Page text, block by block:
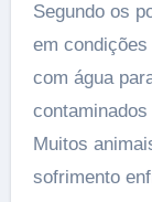
Segundo os
em
com água
Muitos
sofrimento